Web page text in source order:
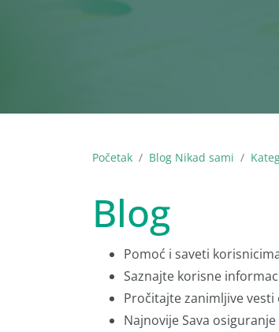
Početak Blog Nikad sami
Blog
Pomoć i saveti
Saznajte korisne
Pročitajte zanimljive
Najnovije Sava